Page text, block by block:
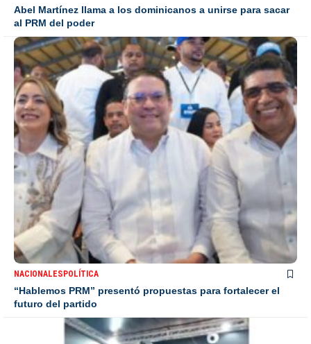
Abel Martínez llama a los dominicanos a unirse para sacar
al PRM del poder
NACIONALESPOLÍTICA
“Hablemos PRM” presentó propuestas para fortalecer el
futuro del partido